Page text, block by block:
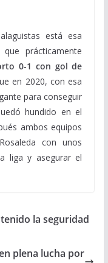
está esa
prácticamente
0-1 con gol de
en 2020, con esa
para conseguir
hundido en el
ambos equipos
con unos
liga y asegurar el
la seguridad
plena lucha por